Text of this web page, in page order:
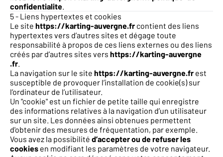
confidentialite.
5 - Liens hypertextes et cookies
Le site https://karting-auvergne.fr contient des liens
hypertextes vers d’autres sites et dégage toute
responsabilité à propos de ces liens externes ou des liens
créés par d’autres sites vers https://karting-auvergne
.fr.
La navigation sur le site https://karting-auvergne.fr est
susceptible de provoquer l’installation de cookie(s) sur
l’ordinateur de l’utilisateur.
Un "cookie" est un fichier de petite taille qui enregistre
des informations relatives à la navigation d’un utilisateur
sur un site. Les données ainsi obtenues permettent
d'obtenir des mesures de fréquentation, par exemple.
Vous avez la possibilité d’accepter ou de refuser les
cookies en modifiant les paramètres de votre navigateur.